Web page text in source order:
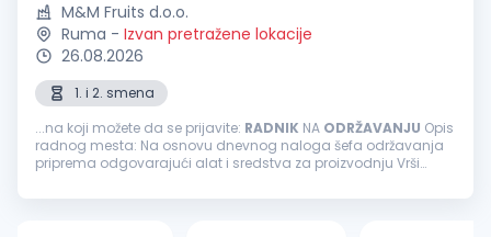
M&M Fruits d.o.o.
Ruma - Izvan pretražene lokacije
26.08.2026
1. i 2. smena
...na koji možete da se prijavite: RADNIK NA ODRŽAVANJU Opis
radnog mesta: Na osnovu dnevnog naloga šefa održavanja
priprema odgovarajući alat i sredstva za proizvodnju Vrši
održavanju